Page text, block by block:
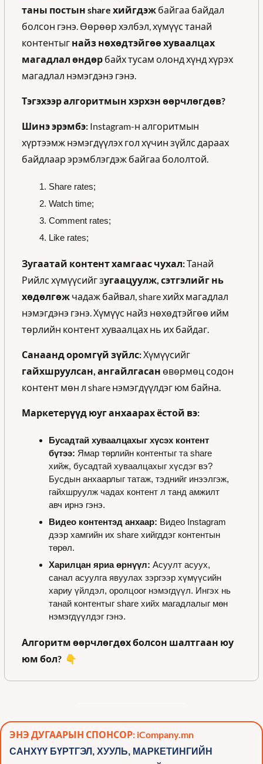
таны постын share хийгдэж байгаа байдал
болсон гэнэ. Өөрөөр хэлбэл, хүмүүс танай
контентыг найз нөхөдтэйгөө хуваалцах
магадлал өндөр байх тусам олонд хүнд хүрэх
магадлал нэмэгдэнэ гэнэ.
Тэгэхээр алгоритмын хэрхэн өөрчлөгдөв?
Шинэ эрэмбэ: Instagram-н алгоритмын
хүртээмж нэмэгдүүлэх гол хүчин зүйлс дараах
байдлаар эрэмблэгдэж байгаа бололтой.
Share rates;
Watch time;
Comment rates;
Like rates;
Зугаатай контент хамгаас чухал: Танай
Рийлс хүмүүсийг зугаацуулж, сэтгэлийг нь
хөдөлгөж чадаж байвал, share хийх магадлал
нэмэгдэнэ гэнэ. Хүмүүс найз нөхөдтэйгөө ийм
төрлийн контент хуваалцах нь их байдаг.
Санаанд оромгүй зүйлс:
гайхшруулсан, ангайлгасан өвөрмөц содон
контент мөн л share нэмэгдүүлдэг юм байна.
Маркетерүүд юуг анхаарах ёстой вэ:
Бусадтай хуваалцахыг хүсэх контент
бүтээ: Ямар төрлийн контентыг та share
хийж, бусадтай хуваалцахыг хүсдэг вэ?
Бусдын анхаарлыг татаж, тэднийг инээлгэж,
гайхшруулж чадах контент л танд амжилт
авч ирнэ гэнэ.
Видео контентэд анхаар: Видео Instagram
дээр хамгийн их share хийгддэг контентын
төрөл.
Харилцан яриа өрнүүл: Асуулт асуух,
санал асуулга явуулах зэргээр хүмүүсийн
хариу үйлдэл, оролцоог нэмэгдүүл. Ингэх нь
танай контентыг share хийх магадлалыг мөн
нэмэгдүүлдэг гэнэ.
Алгоритм өөрчлөгдөх болсон шалтгаан юу
юм бол? 👇
ЭНЭ ДУГААРЫН СПОНСОР: iCompany.mn
САНХҮҮ БҮРТГЭЛ, ХУУЛЬ, МАРКЕТИНГИЙН